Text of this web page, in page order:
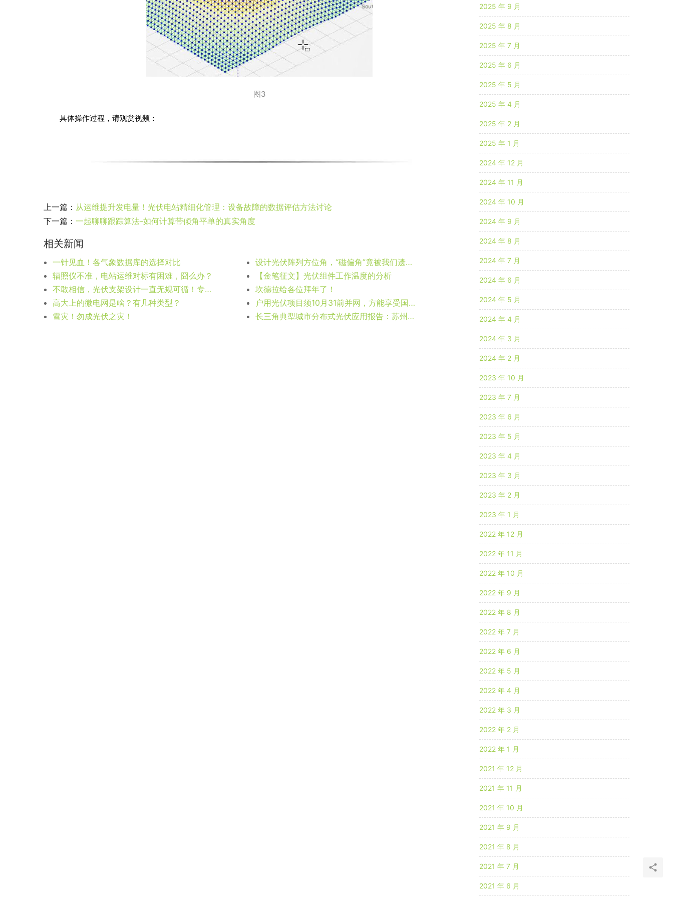
图3
具体操作过程，请观赏视频：
上一篇： 从运维提升发电量！光伏电站精细化管理：设备故障的数据评估方法讨论
下一篇： 一起聊聊跟踪算法-如何计算带倾角平单的真实角度
相关新闻
一针见血！各气象数据库的选择对比
设计光伏阵列方位角，“磁偏角”竟被我们遗忘了！！！
辐照仪不准，电站运维对标有困难，囧么办？
【金笔征文】光伏组件工作温度的分析
不敢相信，光伏支架设计一直无规可循！专访结构专家梁元玮
坎德拉给各位拜年了！
高大上的微电网是啥？有几种类型？
户用光伏项目须10月31前并网，方能享受国家补贴！
雪灾！勿成光伏之灾！
长三角典型城市分布式光伏应用报告：苏州样本
2025 年 9 月
2025 年 8 月
2025 年 7 月
2025 年 6 月
2025 年 5 月
2025 年 4 月
2025 年 2 月
2025 年 1 月
2024 年 12 月
2024 年 11 月
2024 年 10 月
2024 年 9 月
2024 年 8 月
2024 年 7 月
2024 年 6 月
2024 年 5 月
2024 年 4 月
2024 年 3 月
2024 年 2 月
2023 年 10 月
2023 年 7 月
2023 年 6 月
2023 年 5 月
2023 年 4 月
2023 年 3 月
2023 年 2 月
2023 年 1 月
2022 年 12 月
2022 年 11 月
2022 年 10 月
2022 年 9 月
2022 年 8 月
2022 年 7 月
2022 年 6 月
2022 年 5 月
2022 年 4 月
2022 年 3 月
2022 年 2 月
2022 年 1 月
2021 年 12 月
2021 年 11 月
2021 年 10 月
2021 年 9 月
2021 年 8 月
2021 年 7 月
2021 年 6 月